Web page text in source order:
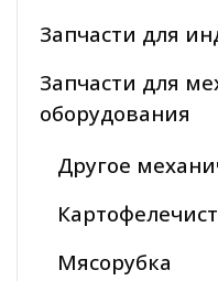
Запчасти для
Запчасти для
оборудования
Другое
Мясорубка